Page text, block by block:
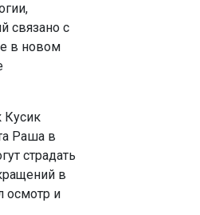
связано с
в новом
Кусик
Раша в
страдать
в
осмотр и